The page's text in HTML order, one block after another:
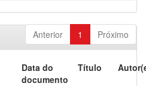
Anterior 1 Próximo
Data do
documento
Título